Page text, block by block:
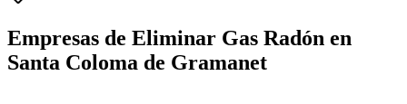
Empresas de Eliminar Gas Radón en
Santa Coloma de Gramanet